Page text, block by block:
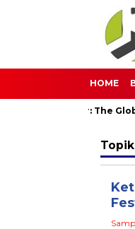
HOME
Soccer: The
Topik